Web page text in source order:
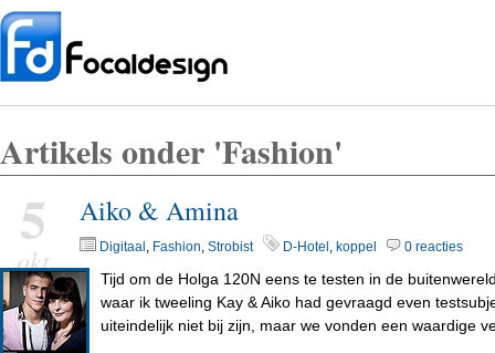
Artikels onder 'Fashion'
Aiko & Amina
Digitaal , Fashion, Strobist D-Hotel , koppel 0 reacties
5
okt
Tijd om de Holga 120N eens te testen in de
waar ik tweeling Kay & Aiko had gevraagd even
uiteindelijk niet bij zijn, maar we vonden een waardige